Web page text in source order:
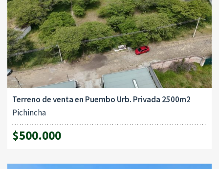
Terreno de venta en Puembo Urb. Privada 2500m2
Pichincha
$500.000